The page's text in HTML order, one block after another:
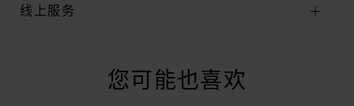
线上服务
您可能也喜欢